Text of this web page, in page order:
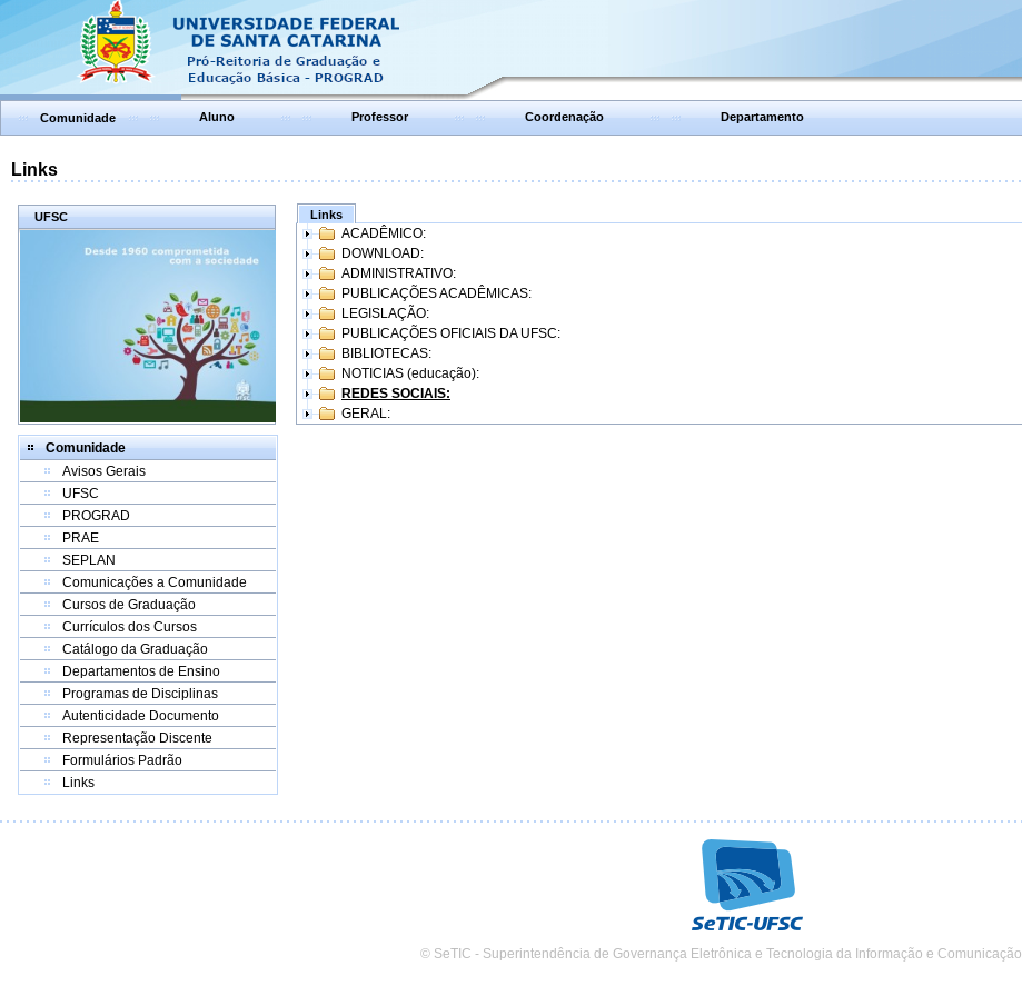
Comunidade Aluno Professor Coordenação Departamento
Links
UFSC
Comunidade
Avisos Gerais
UFSC
PROGRAD
PRAE
SEPLAN
Comunicações a Comunidade
Cursos de Graduação
Currículos dos Cursos
Catálogo da Graduação
Departamentos de Ensino
Programas de Disciplinas
Autenticidade Documento
Representação Discente
Formulários Padrão
Links
Links
ACADÊMICO:
DOWNLOAD:
ADMINISTRATIVO:
PUBLICAÇÕES ACADÊMICAS:
LEGISLAÇÃO:
PUBLICAÇÕES OFICIAIS DA UFSC:
BIBLIOTECAS:
NOTICIAS (educação):
REDES SOCIAIS:
GERAL:
© SeTIC - Superintendência de Governança Eletrônica e Tecnologia da Informação e Comunicação